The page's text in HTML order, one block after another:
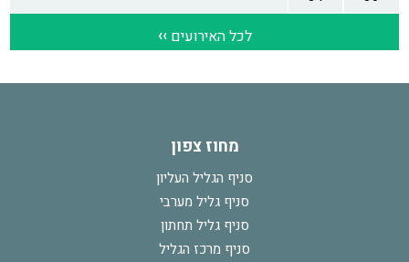
מחוז צפון
סניף הגליל העליון
סניף גליל מערבי
סניף גליל תחתון
סניף מרכז הגליל